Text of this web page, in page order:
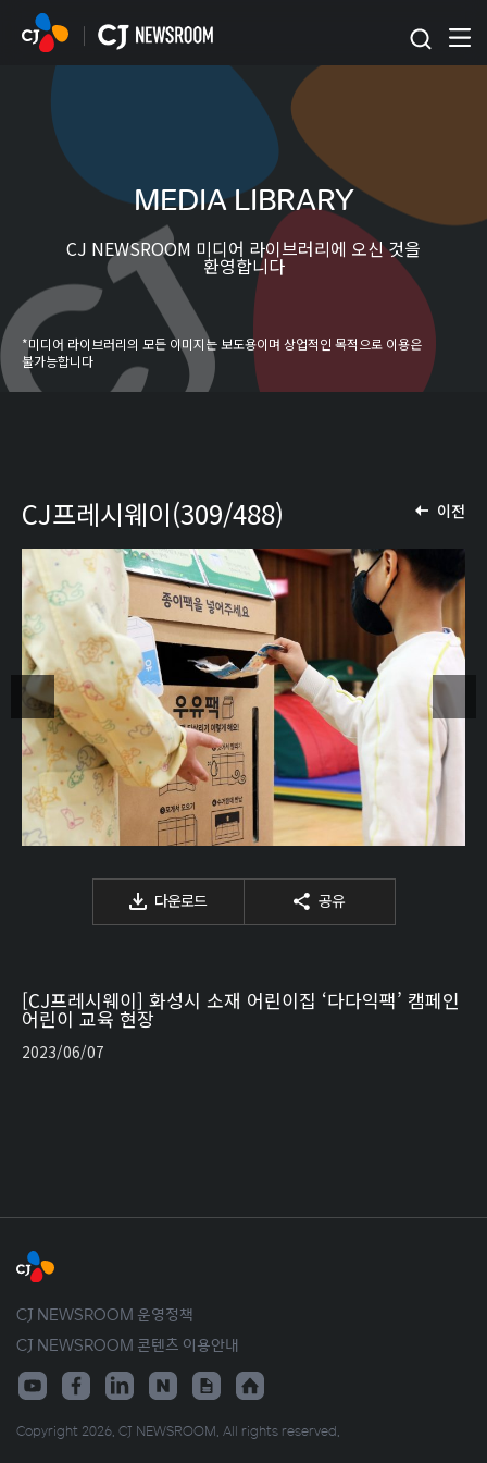
본문 바로가기
MEDIA LIBRARY
CJ NEWSROOM 미디어 라이브러리에 오신 것을
환영합니다
*미디어 라이브러리의 모든 이미지는 보도용이며 상업적인 목적으로 이용은
불가능합니다
이전
CJ프레시웨이(309/488)
다운로드 공유
[CJ프레시웨이] 화성시 소재 어린이집 ‘다다익팩’ 캠페인
어린이 교육 현장
2023/06/07
CJ NEWSROOM 운영정책
CJ NEWSROOM 콘텐츠 이용안내
Copyright 2026. CJ NEWSROOM. All rights reserved.